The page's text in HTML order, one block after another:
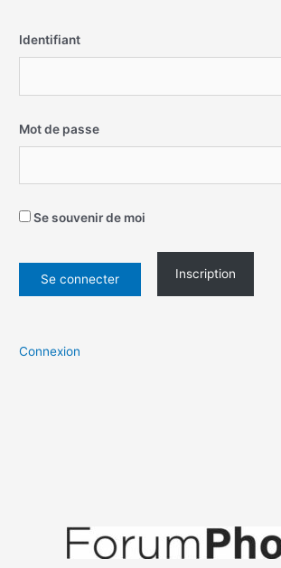
Identifiant
Mot de passe
Se souvenir de moi
Inscription
Connexion